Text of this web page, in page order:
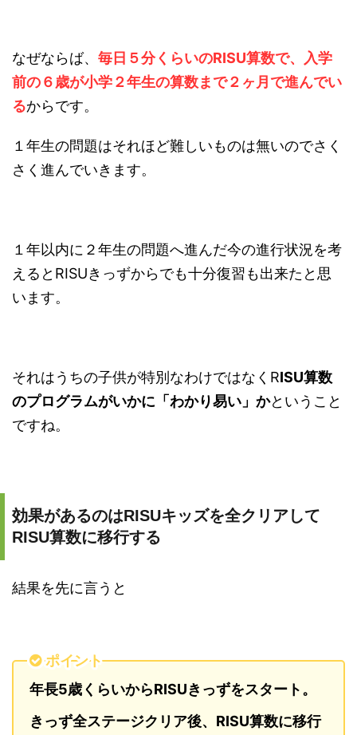
なぜならば、 毎日５分くらいのRISU算数で、入学
前の６歳が小学２年生の算数まで２ヶ月で進んでい
るからです。
１年生の問題はそれほど難しいものは無いのでさく
さく進んでいきます。
１年以内に２年生の問題へ進んだ今の進行状況を考
えるとRISUきっずからでも十分復習も出来たと思
います。
それはうちの子供が特別なわけではなくRISU算数
のプログラムがいかに「わかり易い」かということ
ですね。
効果があるのはRISUキッズを全クリアして
RISU算数に移行する
結果を先に言うと
ポイント
年長5歳くらいからRISUきっずをスタート。
きっず全ステージクリア後、RISU算数に移行